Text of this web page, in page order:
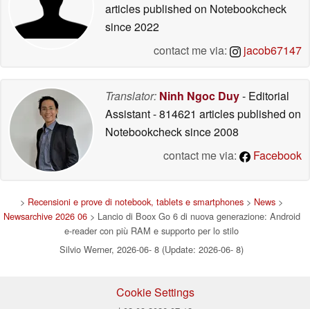
articles published on Notebookcheck
since 2022
contact me via:
jacob67147
Translator: Ninh Ngoc Duy- Editorial
Assistant- 814621 articles published on
Notebookchecksince 2008
contact me via:
Facebook
> Recensioni e prove di notebook, tablets e smartphones > News >
Newsarchive 2026 06> Lancio di Boox Go 6 di nuova generazione: Android
e-reader con più RAM e supporto per lo stilo
Silvio Werner, 2026-06- 8 (Update: 2026-06- 8)
Cookie Settings